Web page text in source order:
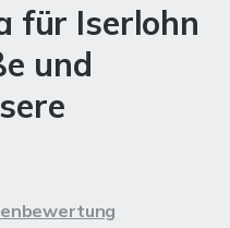
für Iserlohn
und